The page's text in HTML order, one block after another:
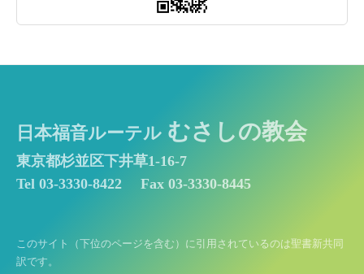
日本福音ルーテル むさしの教会
東京都杉並区下井草1-16-7
Tel 03-3330-8422
Fax 03-3330-8445
このサイト（下位のページを含む）に引用されているのは聖書新共同
訳です。